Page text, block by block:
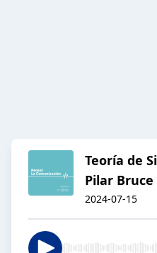
Teoría de
Pilar Bruce
2024-07-15